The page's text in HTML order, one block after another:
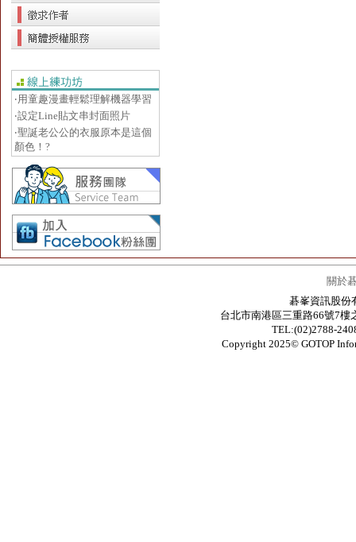
‧用童趣漫畫輕鬆理解機器學習
‧設定Line貼文串封面照片
‧聖誕老公公的衣服原本是這個
顏色！?
關於
碁峯資訊股份
台北市南港區三重路66號7樓
TEL:(02)2788-
Copyright 2025© GOTOP